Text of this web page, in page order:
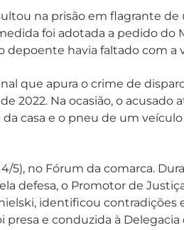
na prisão em flagrante
foi adotada a pedido do
depoente havia faltado com a
que apura o crime de
2022. Na ocasião, o acusado
casa e o pneu de um
5), no Fórum da comarca.
defesa, o Promotor de
identificou contradições
e conduzida à Delegacia